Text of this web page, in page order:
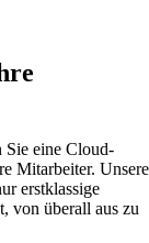
Sie eine Cloud-
Mitarbeiter. Unsere
erstklassige
von überall aus zu